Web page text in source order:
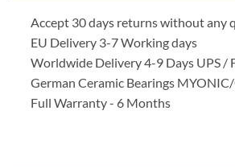
Accept 30 days returns without any
EU Delivery 3-7 Working days
Worldwide Delivery 4-9 Days UPS /
German Ceramic Bearings
Full Warranty - 6 Months